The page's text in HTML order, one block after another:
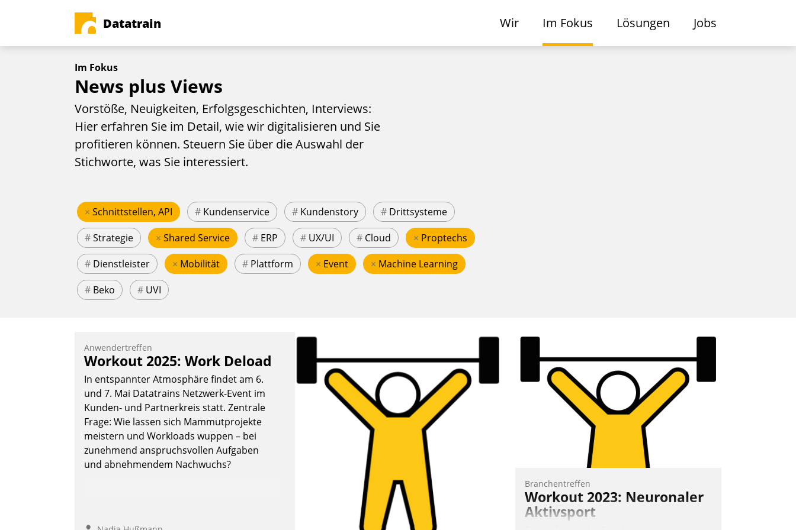
Datatrain Wir Im Fokus Lösungen Jobs
Im Fokus
News plus Views
Vorstöße, Neuigkeiten, Erfolgsgeschichten, Interviews:
Hier erfahren Sie im Detail, wie wir digitalisieren und Sie
profitieren können. Steuern Sie über die Auswahl der
Stichworte, was Sie interessiert.
× Schnittstellen, API # Kundenservice # Kundenstory # Drittsysteme
#Strategie × Shared Service # ERP # UX/UI # Cloud × Proptechs
# Dienstleister × Mobilität # Plattform × Event × Machine Learning
# Beko # UVI
Anwendertreffen
Workout 2025: Work Deload
In entspannter Atmosphäre findet am 6.
und 7. Mai Datatrains Netzwerk-Event im
Kunden- und Partnerkreis statt. Zentrale
Frage: Wie lassen sich Mammutprojekte
meistern und Workloads wuppen – bei
zunehmend anspruchsvollen Aufgaben
und abnehmendem Nachwuchs?
Branchentreffen
Workout 2023: Neuronaler
Aktivsport